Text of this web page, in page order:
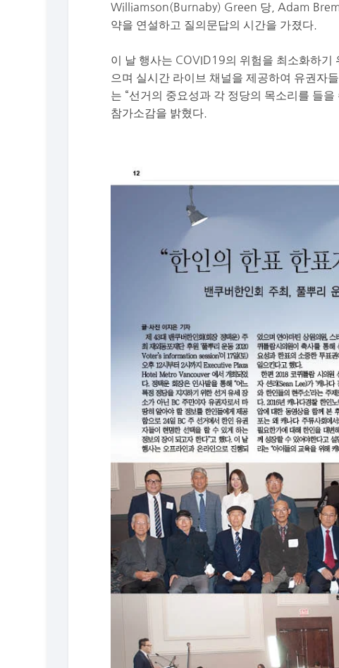
Williamson(Burnaby) Green 당 Adam
약을 연설하고 질의문답의 시간을 가졌다
이 날 행사는 COVID19의 위험을 최소화하기
으며 실시간 라이브 채널을 제공하여 유권자들
는 “선거의 중요성과 각 정당의 목소리를 들
참가소감을 밝혔다.